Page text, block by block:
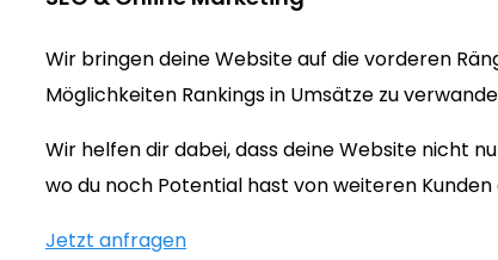
Wir bringen deine Website auf die vorderen
Möglichkeiten Rankings in Umsätze zu
Wir helfen dir dabei, dass deine Website nicht
wo du noch Potential hast von weiteren
Jetzt anfragen